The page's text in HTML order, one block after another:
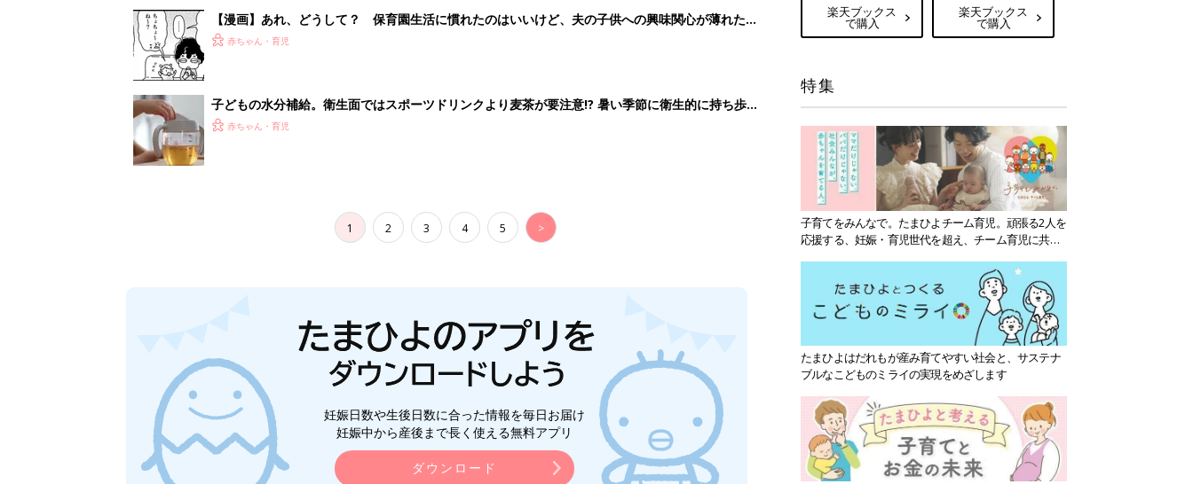
【漫画】あれ、どうして？ 保育園生活に慣れたのはいいけど、夫の子供への興味関心が薄れた気
がする……！『ふうふう子育て ＃91』
赤ちゃん・育児
子どもの水分補給。衛生面ではスポーツドリンクより麦茶が要注意!? 暑い季節に衛生的に持ち歩
く3つのコツとは？【専門家監修】
赤ちゃん・育児
1 2 3 4 5 >
妊娠日数や生後日数に合った情報を毎日お届け
妊娠中から産後まで長く使える無料アプリ
ダウンロード
楽天ブックス
で購入
楽天ブックス
で購入
特集
子育てをみんなで。たまひよチーム育児。頑張る2人を
応援する、妊娠・育児世代を超え、チーム育児に共感
たまひよはだれもが産み育てやすい社会と、サステナ
ブルなこどものミライの実現をめざします